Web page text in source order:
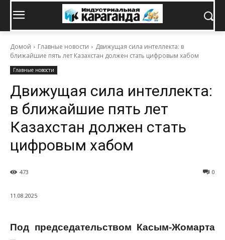
Домой Главные новости
Движущая сила интеллекта: в
ближайшие пять лет Казахстан должен стать цифровым хабом
Главные новости
Движущая сила интеллекта:
в ближайшие пять лет
Казахстан должен стать
цифровым хабом
0
473
11.08.2025
Под председательством Касым-Жомарта